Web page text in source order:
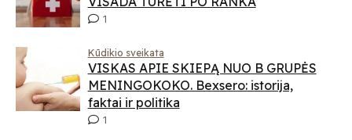
1
Kūdikio sveikata
VISKAS APIE SKIEPĄ NUO B GRUPĖS
MENINGOKOKO. Bexsero: istorija,
faktai ir politika
1